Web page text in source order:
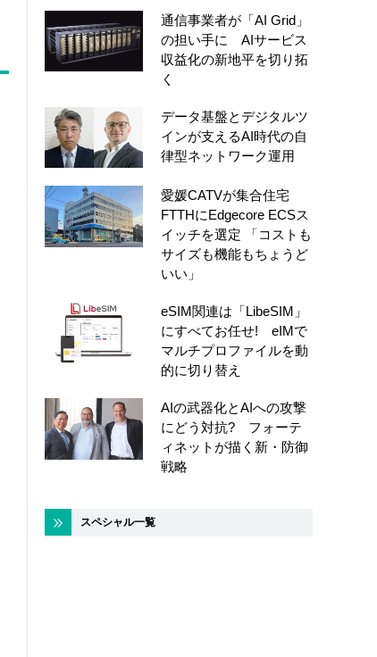
通信事業者が「AI Grid」
の担い手に AIサービス
収益化の新地平を切り拓
く
データ基盤とデジタルツ
インが支えるAI時代の自
律型ネットワーク運用
愛媛CATVが集合住宅
FTTHにEdgecore ECSス
イッチを選定 「コストも
サイズも機能もちょうど
いい」
eSIM関連は「LibeSIM」
にすべてお任せ! eIMで
マルチプロファイルを動
的に切り替え
AIの武器化とAIへの攻撃
にどう対抗? フォーテ
ィネットが描く新・防御
戦略
スペシャル一覧